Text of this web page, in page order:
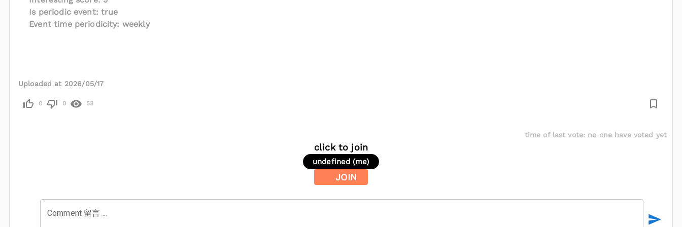
Is periodic event: true
Event time periodicity: weekly
Uploaded at 2026/05/17
0 0 53
time of last vote: no one have voted yet
click to join
undefined (me)
JOIN
Comment 留言 ...